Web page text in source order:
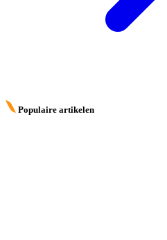
Populaire artikelen